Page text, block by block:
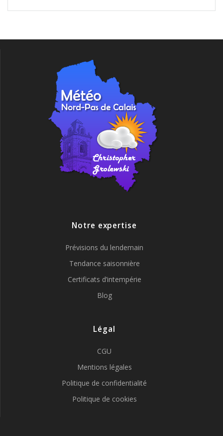
Notre expertise
Prévisions du lendemain
Tendance saisonnière
Certificats d’intempérie
Blog
Légal
CGU
Mentions légales
Politique de confidentialité
Politique de cookies